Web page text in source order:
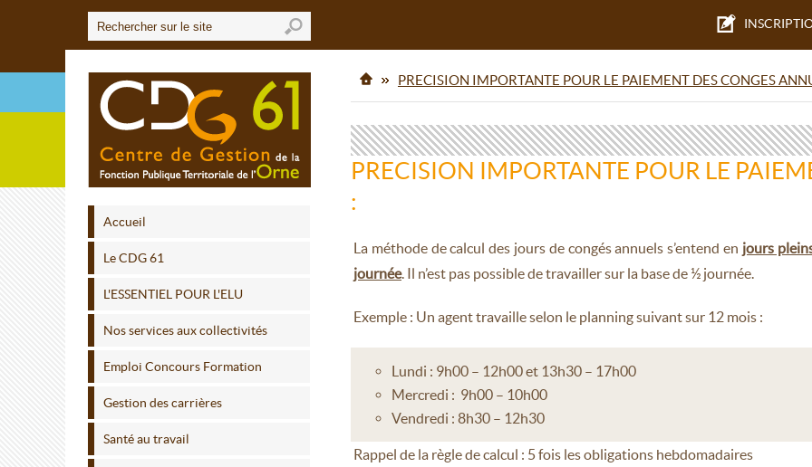
Accueil
Le CDG 61
L'ESSENTIEL POUR L'ELU
Nos services aux collectivités
Emploi Concours Formation
Gestion des carrières
Santé au travail
PRECISION IMPORTANTE POUR LE PAIEMENT DES CONGES
PRECISION IMPORTANTE POUR LE
:
La méthode de calcul des jours de congés annuels s’entend en jours
journée. Il n’est pas possible de travailler sur la base de ½ journée.
Exemple : Un agent travaille selon le planning suivant sur 12 mois :
Lundi : 9h00 – 12h00 et 13h30 – 17h00
Mercredi : 9h00 – 10h00
Vendredi : 8h30 – 12h30
Rappel de la règle de calcul : 5 fois les obligations hebdomadaires